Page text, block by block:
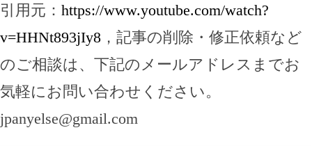
引用元： https://www.youtube.com/watch?
v=HHNt893jIy8 ，記事の削除・修正依頼など
のご相談は、下記のメールアドレスまでお
気軽にお問い合わせください。
jpanyelse@gmail.com